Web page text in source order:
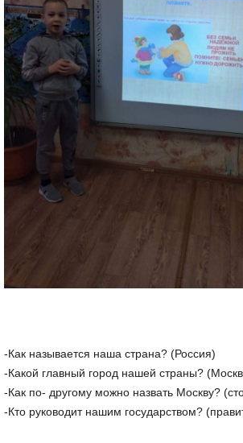
-Как называется наша страна? (Россия)
-Какой главный город нашей страны?
-Как по- другому можно назвать Москву?
-Кто руководит нашим государством?